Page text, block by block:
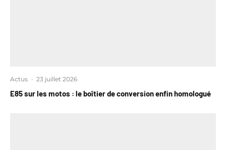
Actus · 23 juillet 2026
E85 sur les motos : le boîtier de conversion enfin homologué